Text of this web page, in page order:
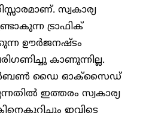
സ്വകാര്യ
ട്രാഫിക്
ഊർജനഷ്‌ടം
കാണുന്നില്ല.
ഡൈ ഓക്സൈഡ്
ഇത്തരം സ്വകാര്യ
ഇവിടെ